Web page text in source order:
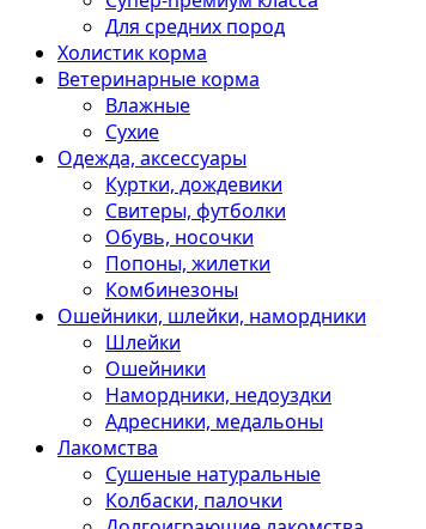
Для средних пород
Холистик корма
Ветеринарные корма
Влажные
Сухие
Одежда, аксессуары
Куртки, дождевики
Свитеры, футболки
Обувь, носочки
Попоны, жилетки
Комбинезоны
Ошейники, шлейки, намордники
Шлейки
Ошейники
Намордники, недоуздки
Адресники, медальоны
Лакомства
Сушеные натуральные
Колбаски, палочки